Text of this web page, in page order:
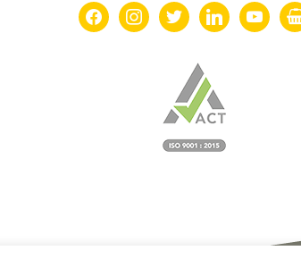
facebookinstagram
twitter linkedinyoutube